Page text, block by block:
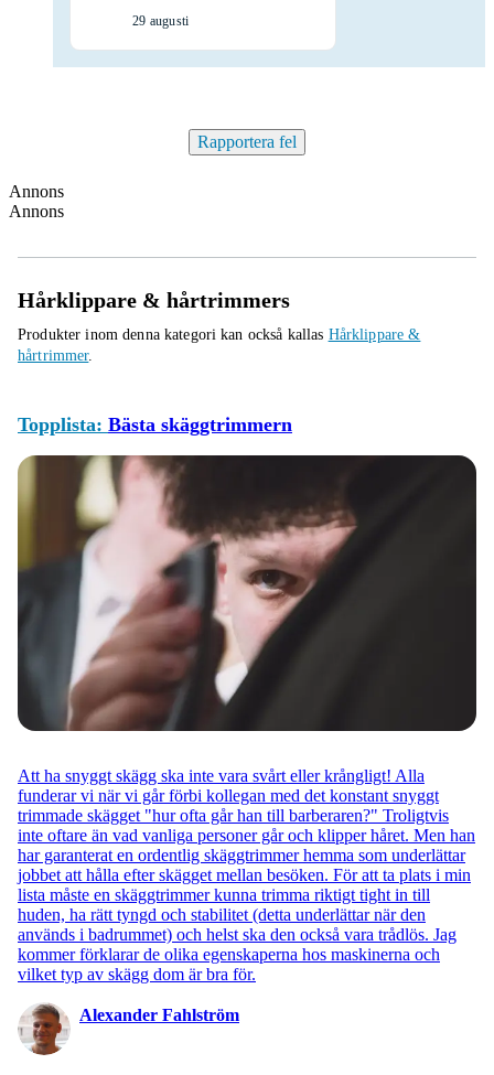
29 augusti
Rapportera fel
Annons
Annons
Hårklippare & hårtrimmers
Produkter inom denna kategori kan också kallas Hårklippare &
hårtrimmer.
Topplista: Bästa skäggtrimmern
Att ha snyggt skägg ska inte vara svårt eller krångligt! Alla
funderar vi när vi går förbi kollegan med det konstant snyggt
trimmade skägget "hur ofta går han till barberaren?" Troligtvis
inte oftare än vad vanliga personer går och klipper håret. Men han
har garanterat en ordentlig skäggtrimmer hemma som underlättar
jobbet att hålla efter skägget mellan besöken. För att ta plats i min
lista måste en skäggtrimmer kunna trimma riktigt tight in till
huden, ha rätt tyngd och stabilitet (detta underlättar när den
används i badrummet) och helst ska den också vara trådlös. Jag
kommer förklarar de olika egenskaperna hos maskinerna och
vilket typ av skägg dom är bra för.
Alexander Fahlström